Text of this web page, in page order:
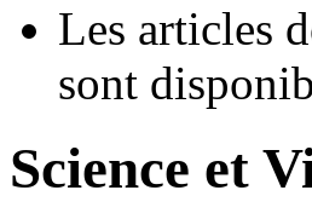
Les articles
sont
Science et